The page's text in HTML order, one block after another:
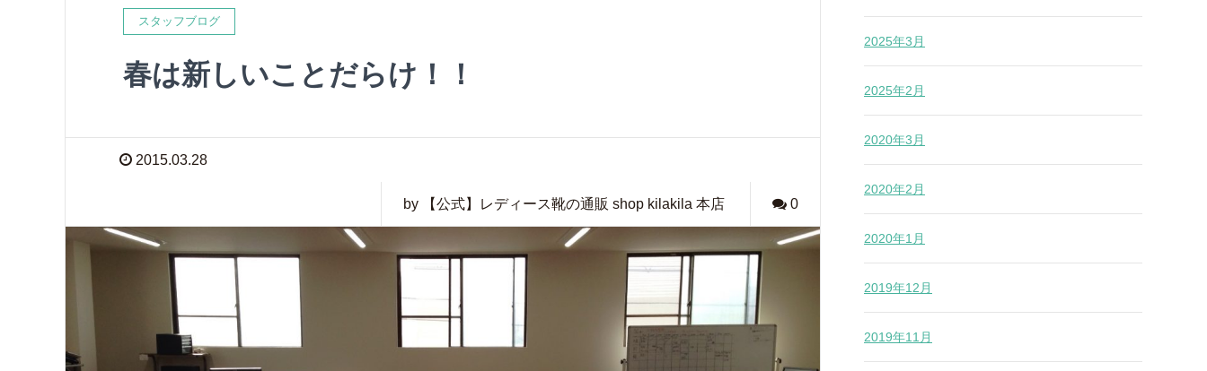
スタッフブログ
春は新しいことだらけ！！
2015.03.28
by 【公式】レディース靴の通販 shop kilakila 本店 0
2025年3月
2025年2月
2020年3月
2020年2月
2020年1月
2019年12月
2019年11月